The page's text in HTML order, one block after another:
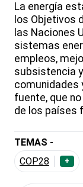
La energía
los Objetivos
las Naciones
sistemas
empleos,
subsistencia
comunidades
fuente, que
de los países
TEMAS -
COP28
+